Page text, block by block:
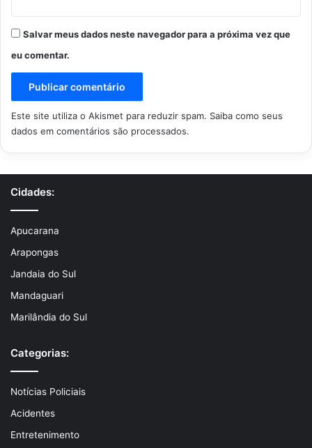
Salvar meus dados neste navegador para a próxima vez que
eu comentar.
Este site utiliza o Akismet para reduzir spam. Saiba como seus
dados em comentários são processados.
Cidades:
Apucarana
Arapongas
Jandaia do Sul
Mandaguari
Marilândia do Sul
Categorias:
Notícias Policiais
Acidentes
Entretenimento